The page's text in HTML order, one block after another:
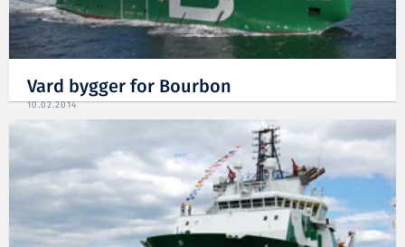
Vard bygger for Bourbon
10.02.2014